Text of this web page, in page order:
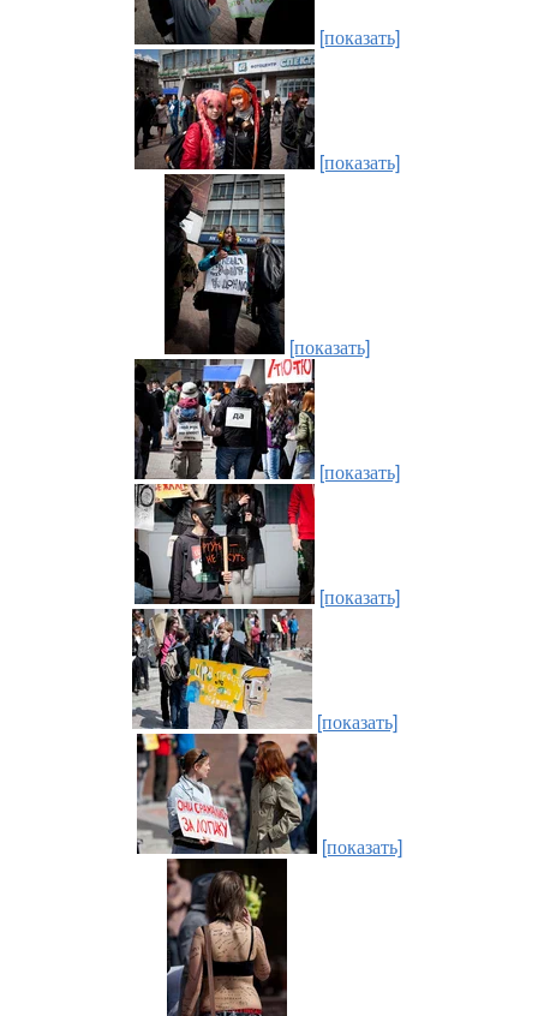
[показать]
[показать]
[показать]
[показать]
[показать]
[показать]
[показать]